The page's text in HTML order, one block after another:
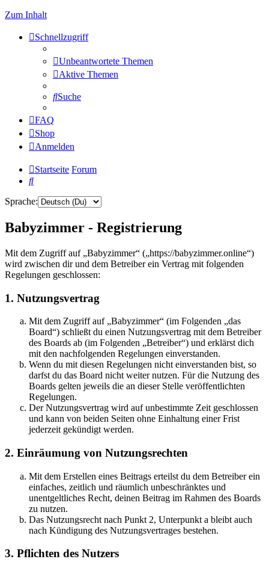
Zum Inhalt
Schnellzugriff
Unbeantwortete Themen
Aktive Themen
Suche
FAQ
Shop
Anmelden
Startseite Forum
Suche
Sprache:
Babyzimmer - Registrierung
Mit dem Zugriff auf „Babyzimmer“ („https://babyzimmer.online“)
wird zwischen dir und dem Betreiber ein Vertrag mit folgenden
Regelungen geschlossen:
1. Nutzungsvertrag
Mit dem Zugriff auf „Babyzimmer“ (im Folgenden „das
Board“) schließt du einen Nutzungsvertrag mit dem Betreiber
des Boards ab (im Folgenden „Betreiber“) und erklärst dich
mit den nachfolgenden Regelungen einverstanden.
Wenn du mit diesen Regelungen nicht einverstanden bist, so
darfst du das Board nicht weiter nutzen. Für die Nutzung des
Boards gelten jeweils die an dieser Stelle veröffentlichten
Regelungen.
Der Nutzungsvertrag wird auf unbestimmte Zeit geschlossen
und kann von beiden Seiten ohne Einhaltung einer Frist
jederzeit gekündigt werden.
2. Einräumung von Nutzungsrechten
Mit dem Erstellen eines Beitrags erteilst du dem Betreiber ein
einfaches, zeitlich und räumlich unbeschränktes und
unentgeltliches Recht, deinen Beitrag im Rahmen des Boards
zu nutzen.
Das Nutzungsrecht nach Punkt 2, Unterpunkt a bleibt auch
nach Kündigung des Nutzungsvertrages bestehen.
3. Pflichten des Nutzers